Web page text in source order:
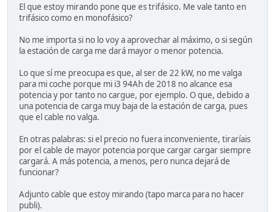
El que estoy mirando pone que es trifásico. Me vale tanto en
trifásico como en monofásico?
No me importa si no lo voy a aprovechar al máximo, o si según
la estación de carga me dará mayor o menor potencia.
Lo que sí me preocupa es que, al ser de 22 kW, no me valga
para mi coche porque mi i3 94Ah de 2018 no alcance esa
potencia y por tanto no cargue, por ejemplo. O que, debido a
una potencia de carga muy baja de la estación de carga, pues
que el cable no valga.
En otras palabras: si el precio no fuera inconveniente, tiraríais
por el cable de mayor potencia porque cargar cargar siempre
cargará. A más potencia, a menos, pero nunca dejará de
funcionar?
Adjunto cable que estoy mirando (tapo marca para no hacer
publi).